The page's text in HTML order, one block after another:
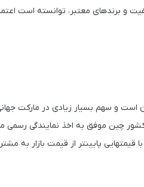
و برندهای معتبر، توانسته است
و سهم بسیار زیادی در مارکت
چین موفق به اخذ نمایندگی رسمی
این محصولات را با قیمتهایی پایینتر از قیمت